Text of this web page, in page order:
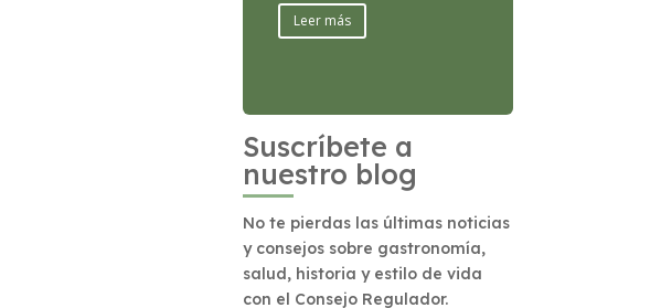
Leer más
Suscríbete a
nuestro blog
No te pierdas las últimas noticias
y consejos sobre gastronomía,
salud, historia y estilo de vida
con el Consejo Regulador.